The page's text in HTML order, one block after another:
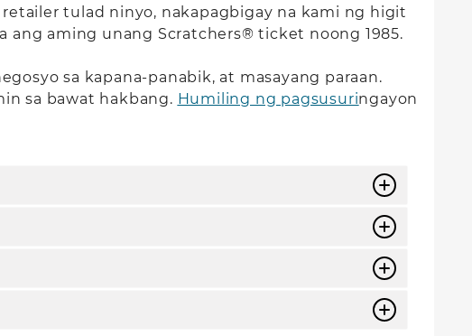
tulad ninyo, nakapagbigay na kami ng higit
ang aming unang Scratchers® ticket noong 1985.
sa kapana-panabik, at masayang paraan.
sa bawat hakbang. Humiling ng pagsusuringayon